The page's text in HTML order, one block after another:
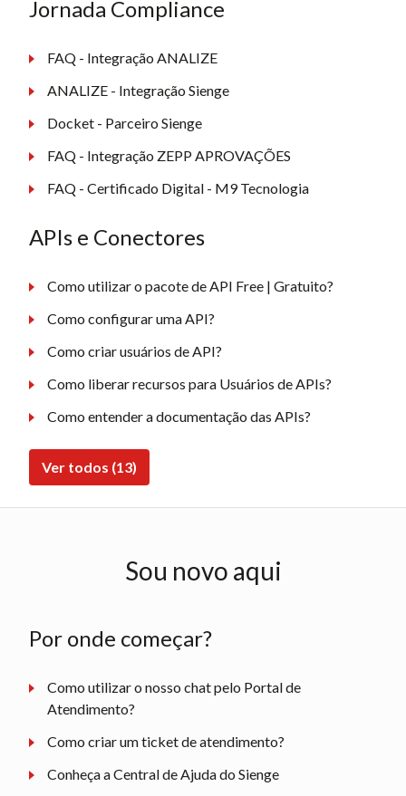
Jornada Compliance
FAQ - Integração ANALIZE
ANALIZE - Integração Sienge
Docket - Parceiro Sienge
FAQ - Integração ZEPP APROVAÇÕES
FAQ - Certificado Digital - M9 Tecnologia
APIs e Conectores
Como utilizar o pacote de API Free | Gratuito?
Como configurar uma API?
Como criar usuários de API?
Como liberar recursos para Usuários de APIs?
Como entender a documentação das APIs?
Ver todos (13)
Sou novo aqui
Por onde começar?
Como utilizar o nosso chat pelo Portal de
Atendimento?
Como criar um ticket de atendimento?
Conheça a Central de Ajuda do Sienge